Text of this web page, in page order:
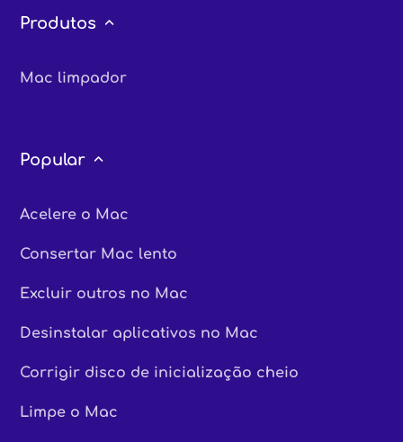
Produtos
Mac limpador
Popular
Acelere o Mac
Consertar Mac lento
Excluir outros no Mac
Desinstalar aplicativos no Mac
Corrigir disco de inicialização cheio
Limpe o Mac